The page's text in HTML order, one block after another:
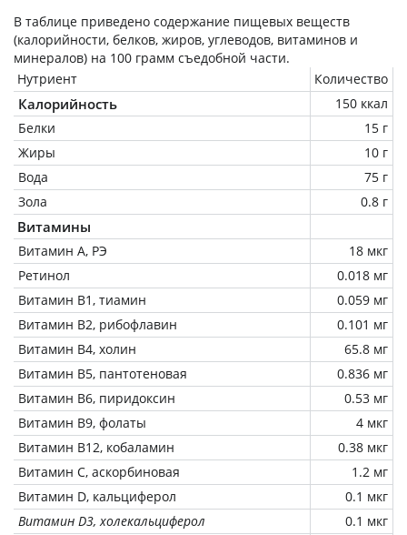
В таблице приведено содержание пищевых веществ
(калорийности, белков, жиров, углеводов, витаминов и
минералов) на 100 грамм съедобной части.
Нутриент
Количество
Калорийность
150 ккал
Белки
15 г
Жиры
10 г
Вода
75 г
Зола
0.8 г
Витамины
Витамин А, РЭ
18 мкг
Ретинол
0.018 мг
Витамин В1, тиамин
0.059 мг
Витамин В2, рибофлавин
0.101 мг
Витамин В4, холин
65.8 мг
Витамин В5, пантотеновая
0.836 мг
Витамин В6, пиридоксин
0.53 мг
Витамин В9, фолаты
4 мкг
Витамин В12, кобаламин
0.38 мкг
Витамин C, аскорбиновая
1.2 мг
Витамин D, кальциферол
0.1 мкг
Витамин D3, холекальциферол
0.1 мкг